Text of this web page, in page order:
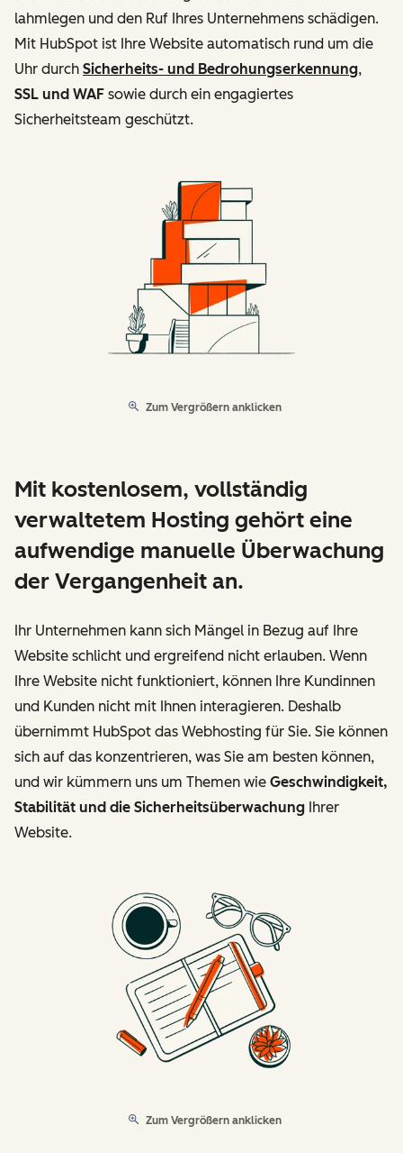
lahmlegen und den Ruf Ihres Unternehmens schädigen.
Mit HubSpot ist Ihre Website automatisch rund um die
Uhr durch Sicherheits- und Bedrohungserkennung,
SSL und WAF sowie durch ein engagiertes
Sicherheitsteam geschützt.
Zum Vergrößern anklicken
Mit kostenlosem, vollständig
verwaltetem Hosting gehört eine
aufwendige manuelle Überwachung
der Vergangenheit an.
Ihr Unternehmen kann sich Mängel in Bezug auf Ihre
Website schlicht und ergreifend nicht erlauben. Wenn
Ihre Website nicht funktioniert, können Ihre Kundinnen
und Kunden nicht mit Ihnen interagieren. Deshalb
übernimmt HubSpot das Webhosting für Sie. Sie können
sich auf das konzentrieren, was Sie am besten können,
und wir kümmern uns um Themen wie Geschwindigkeit,
Stabilität und die Sicherheitsüberwachung Ihrer
Website.
Zum Vergrößern anklicken